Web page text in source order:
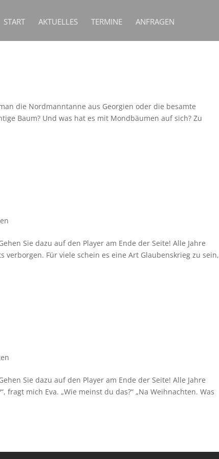
START AKTUELLES TERMINE ANFRAGEN
die Nordmanntanne aus Georgien oder die besamte
Baum? Und was hat es mit Mondbäumen auf sich? Zu
Sie dazu auf den Player am Ende der Seite! Alle Jahre
Für viele schein es eine Art Glaubenskrieg zu sein,
Sie dazu auf den Player am Ende der Seite! Alle Jahre
fragt mich Eva. „Wie meinst du das?“ „Na Weihnachten. Was